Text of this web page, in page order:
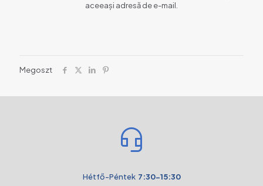
aceeași adresă de e-mail.
Megoszt
Hétfő-Péntek 7:30-15:30